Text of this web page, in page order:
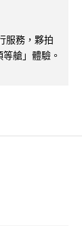
服務，夥拍
艙」體驗。